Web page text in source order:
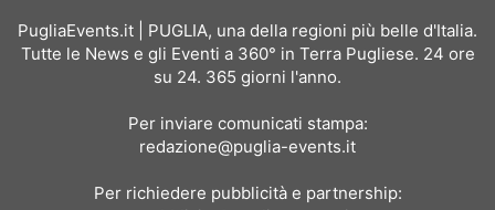
PugliaEvents.it | PUGLIA, una della regioni più belle d'Italia.
Tutte le News e gli Eventi a 360° in Terra Pugliese. 24 ore
su 24. 365 giorni l'anno.
Per inviare comunicati stampa:
redazione@puglia-events.it
Per richiedere pubblicità e partnership: